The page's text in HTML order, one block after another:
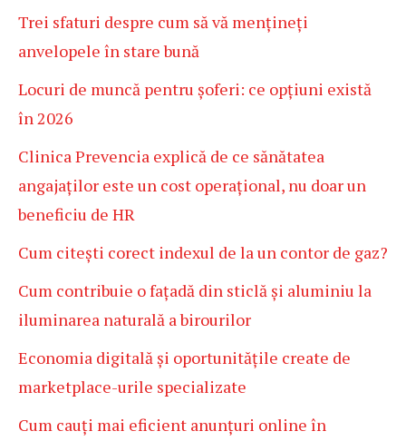
Trei sfaturi despre cum să vă mențineți
anvelopele în stare bună
Locuri de muncă pentru șoferi: ce opțiuni există
în 2026
Clinica Prevencia explică de ce sănătatea
angajaților este un cost operațional, nu doar un
beneficiu de HR
Cum citești corect indexul de la un contor de gaz?
Cum contribuie o fațadă din sticlă și aluminiu la
iluminarea naturală a birourilor
Economia digitală și oportunitățile create de
marketplace-urile specializate
Cum cauți mai eficient anunțuri online în